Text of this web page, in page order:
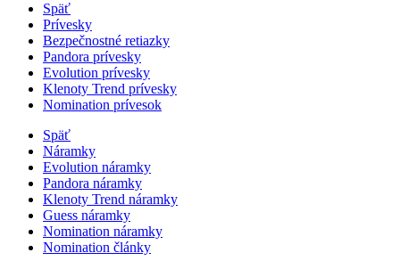
Späť
Prívesky
Bezpečnostné retiazky
Pandora prívesky
Evolution prívesky
Klenoty Trend prívesky
Nomination prívesok
Späť
Náramky
Evolution náramky
Pandora náramky
Klenoty Trend náramky
Guess náramky
Nomination náramky
Nomination články